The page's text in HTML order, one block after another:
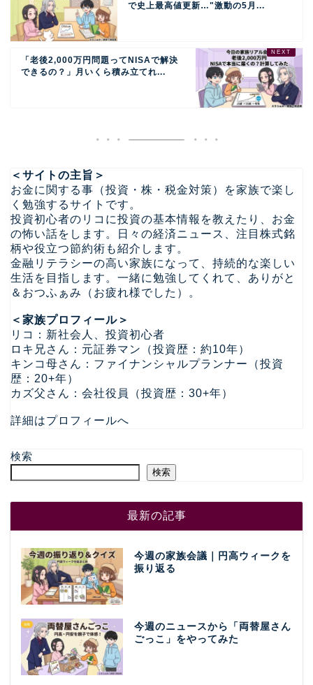
で史上最高値更新…"激動の5月...
「老後2,000万円問題ってNISAで解決
できるの？」月いくら積み立てれ...
＜サイトの主旨＞
お金に関する事（投資・株・税金対策）を家族で楽し
く勉強するサイトです。
投資初心者のリコに投資の基本情報を教えたり、お金
の怖い話をします。日々の経済ニュース、注目株式銘
柄や役立つ節約術も紹介します。
金融リテラシーの高い家族になって、持続的な楽しい
生活を目指します。一緒に勉強してくれて、ありがと
＆おつふぁみ（お疲れ様でした）。
＜家族プロフィール＞
リコ：新社会人、投資初心者
ロキ兄さん：元証券マン（投資歴：約10年）
キンコ母さん：ファイナンシャルプランナー（投資
歴：20+年）
カズ父さん：会社役員（投資歴：30+年）
詳細はプロフィールへ
検索
検索
最新の記事
今週の家族会議｜円高ウィークを
振り返る
今週のニュースから「両替屋さん
ごっこ」をやってみた